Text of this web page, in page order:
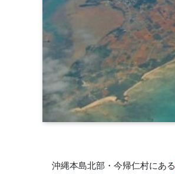
沖縄本島北部・今帰仁村にある